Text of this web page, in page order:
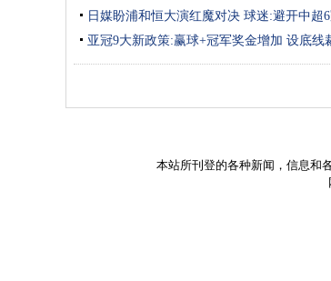
日媒盼浦和恒大演红魔对决 球迷:避开中超
亚冠9大新政策:赢球+冠军奖金增加 设底线
本站所刊登的各种新闻，信息和